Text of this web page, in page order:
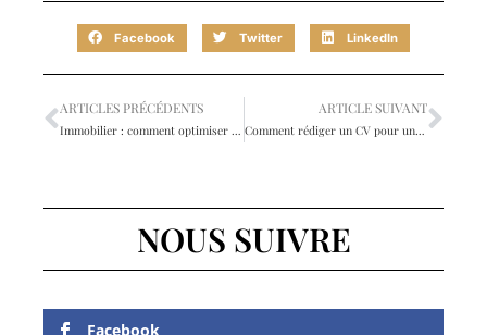
Facebook Twitter LinkedIn
ARTICLES PRÉCÉDENTS
Immobilier : comment optimiser la gestion de votre location courte durée ?
ARTICLE SUIVANT
Comment rédiger un CV pour un gestionnaire de patrimoine?
NOUS SUIVRE
Facebook